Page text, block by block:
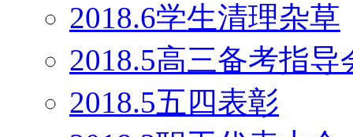
2018.6学生清理杂草
2018.5高三备考指导
2018.5五四表彰